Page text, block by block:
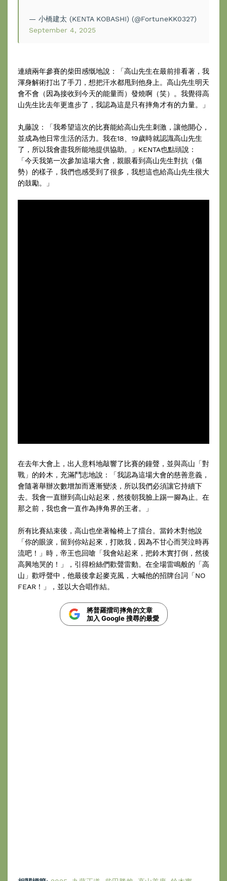
— 小橋建太 (KENTA KOBASHI) (@FortuneKK0327)
September 4, 2025
連續兩年參賽的柴田感慨地說：「高山先生在最前排看著，我
渾身解術打出了手刀，想把汗水都甩到他身上。高山先生明天
會不會（因為接收到今天的能量而）發燒啊（笑）。我覺得高
山先生比去年更進步了，我認為這是只有摔角才有的力量。」
丸藤說：「我希望這次的比賽能給高山先生刺激，讓他開心，
並成為他日常生活的活力。我在18、19歲時就認識高山先生
了，所以我會盡我所能地提供協助。」KENTA也點頭說：
「今天我第一次參加這場大會，親眼看到高山先生對抗（傷
勢）的樣子，我們也感受到了很多，我想這也給高山先生很大
的鼓勵。」
在去年大會上，出人意料地敲響了比賽的鐘聲，並與高山「對
戰」的鈴木，充滿鬥志地說：「我認為這場大會的慈善意義，
會隨著舉辦次數增加而逐漸變淡，所以我們必須讓它持續下
去。我會一直辦到高山站起來，然後朝我臉上踢一腳為止。在
那之前，我也會一直作為摔角界的王者。」
所有比賽結束後，高山也坐著輪椅上了擂台。當鈴木對他說
「你的眼淚，留到你站起來，打敗我，因為不甘心而哭泣時再
流吧！」時，帝王也回嗆「我會站起來，把鈴木實打倒，然後
高興地哭的！」，引得粉絲們歡聲雷動。在全場雷鳴般的「高
山」歡呼聲中，他最後拿起麥克風，大喊他的招牌台詞「NO
FEAR！」，並以大合唱作結。
將普羅擂司摔角的文章
加入 Google 搜尋的最愛